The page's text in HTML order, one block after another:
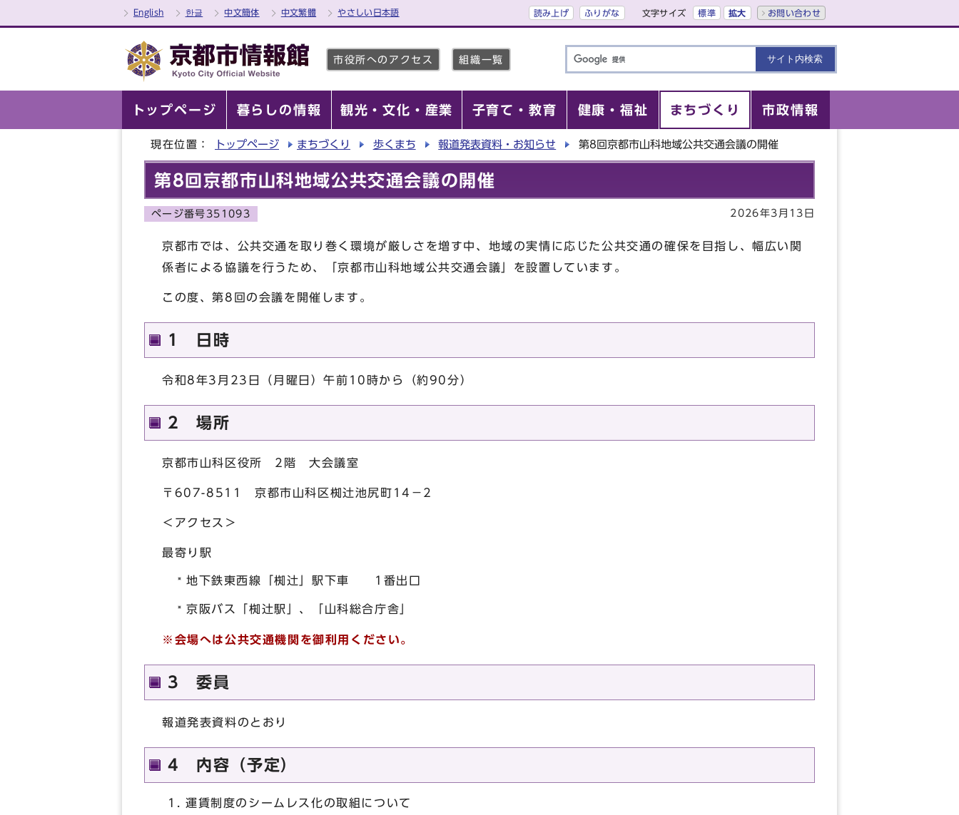
English 한글 中文簡体 中文繁體 やさしい日本語 読み上げ ふりがな 文字サイズ 標準 拡大 お問い合わせ
市役所へのアクセス 組織一覧
トップページ 暮らしの情報 観光・文化・産業 子育て・教育 健康・福祉 まちづくり 市政情報
現在位置： トップページ まちづくり 歩くまち 報道発表資料・お知らせ 第8回京都市山科地域公共交通会議の開催
第8回京都市山科地域公共交通会議の開催
ページ番号351093 2026年3月13日
京都市では、公共交通を取り巻く環境が厳しさを増す中、地域の実情に応じた公共交通の確保を目指し、幅広い関
係者による協議を行うため、「京都市山科地域公共交通会議」を設置しています。
この度、第8回の会議を開催します。
1 日時
令和8年3月23日（月曜日）午前10時から（約90分）
2 場所
京都市山科区役所 2階 大会議室
〒607-8511 京都市山科区椥辻池尻町14－2
＜アクセス＞
最寄り駅
地下鉄東西線「椥辻」駅下車 1番出口
京阪バス「椥辻駅」、「山科総合庁舎」
※会場へは公共交通機関を御利用ください。
3 委員
報道発表資料のとおり
4 内容（予定）
運賃制度のシームレス化の取組について